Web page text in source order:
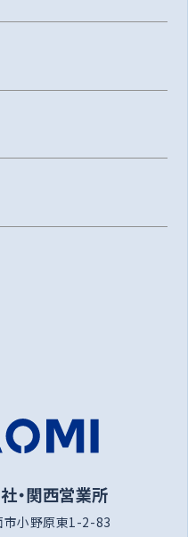
・関西営業所
小野原東1-2-83